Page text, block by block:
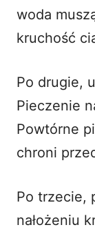
woda
kruchość
Po drugie,
Pieczenie
Powtórne
chroni
Po trzecie,
nałożeniu